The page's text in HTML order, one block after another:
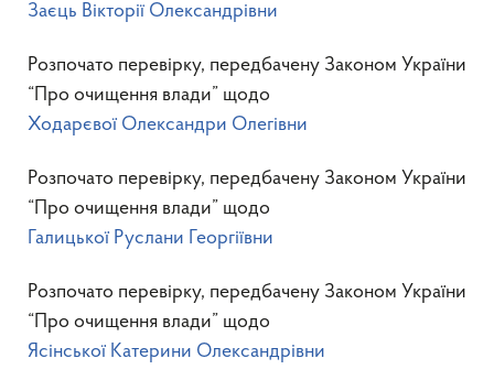
Заєць Вікторії Олександрівни
Розпочато перевірку, передбачену Законом України
“Про очищення влади” щодо
Ходарєвої Олександри Олегівни
Розпочато перевірку, передбачену Законом України
“Про очищення влади” щодо
Галицької Руслани Георгіївни
Розпочато перевірку, передбачену Законом України
“Про очищення влади” щодо
Ясінської Катерини Олександрівни